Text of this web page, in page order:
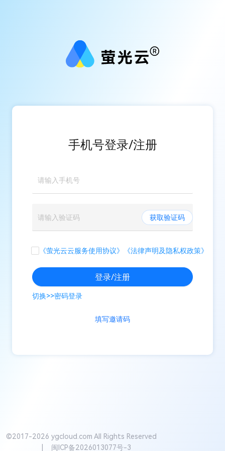
手机号登录/注册
获取验证码
《萤光云云服务使用协议》 《法律声明及隐私权政策》
登录/注册
切换>>密码登录
填写邀请码
©2017-2026 ygcloud.com All Rights Reserved
| 闽ICP备2026013077号-3